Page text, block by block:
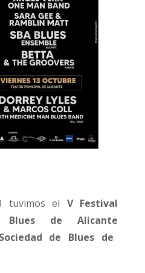
tuvimos el V Festival
Blues de Alicante
Sociedad de Blues de